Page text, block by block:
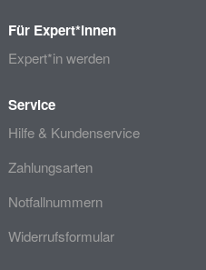
Für Expert*innen
Expert*in werden
Service
Hilfe & Kundenservice
Zahlungsarten
Notfallnummern
Widerrufsformular